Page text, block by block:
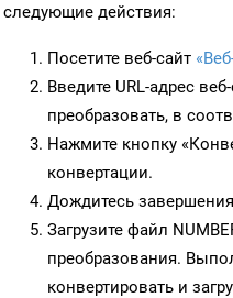
следующие действия:
Посетите веб-сайт
Введите URL-адрес
преобразовать, в
Нажмите кнопку
конвертации.
Дождитесь
Загрузите файл
преобразования.
конвертировать и